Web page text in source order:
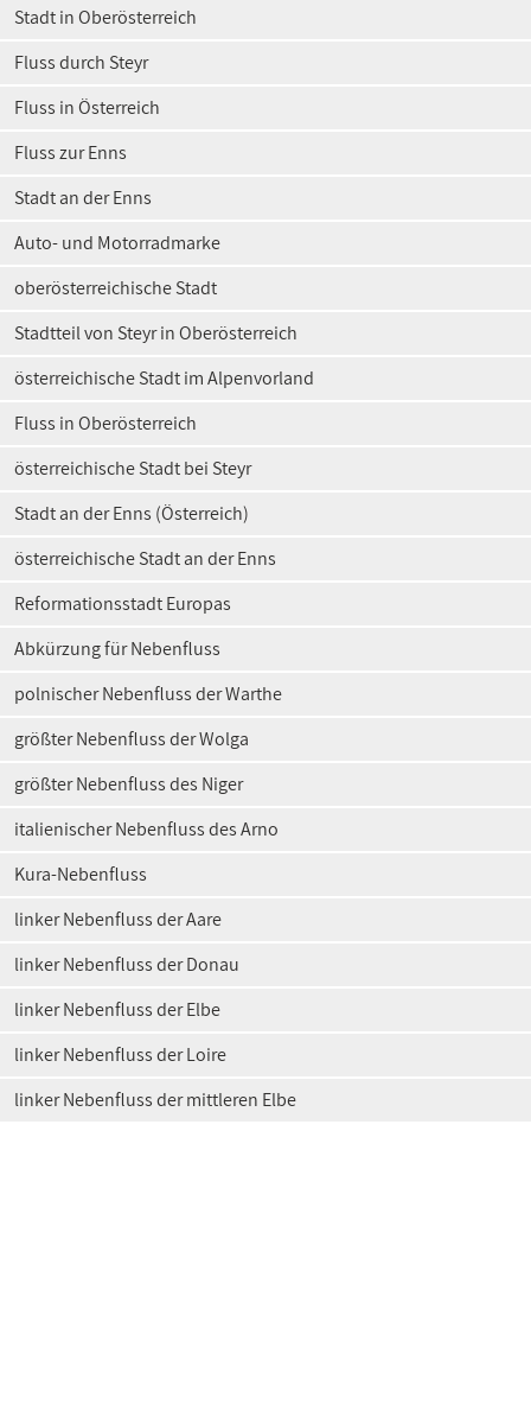
Stadt in Oberösterreich
Fluss durch Steyr
Fluss in Österreich
Fluss zur Enns
Stadt an der Enns
Auto- und Motorradmarke
oberösterreichische Stadt
Stadtteil von Steyr in Oberösterreich
österreichische Stadt im Alpenvorland
Fluss in Oberösterreich
österreichische Stadt bei Steyr
Stadt an der Enns (Österreich)
österreichische Stadt an der Enns
Reformationsstadt Europas
Abkürzung für Nebenfluss
polnischer Nebenfluss der Warthe
größter Nebenfluss der Wolga
größter Nebenfluss des Niger
italienischer Nebenfluss des Arno
Kura-Nebenfluss
linker Nebenfluss der Aare
linker Nebenfluss der Donau
linker Nebenfluss der Elbe
linker Nebenfluss der Loire
linker Nebenfluss der mittleren Elbe